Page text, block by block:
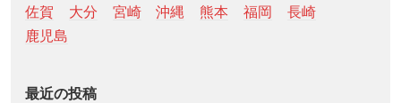
佐賀 大分 宮崎 沖縄 熊本 福岡
長崎
鹿児島
最近の投稿